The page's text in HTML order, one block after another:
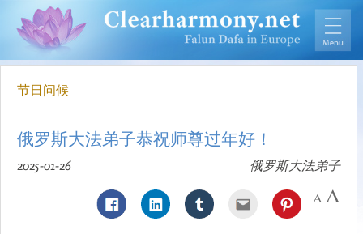
节日问候
俄罗斯大法弟子恭祝师尊过年好！
俄罗斯大法弟子
2025-01-26